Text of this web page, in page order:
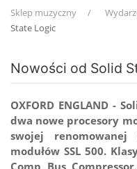
Sklep muzyczny
State Logic
Nowości od Solid
OXFORD ENGLAND -
dwa nowe procesory
swojej
modułów SSL 500.